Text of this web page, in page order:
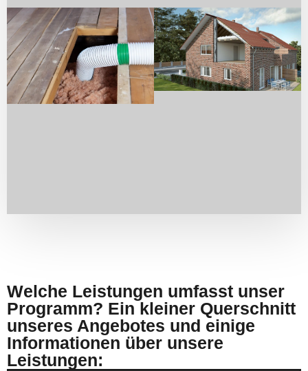
Welche Leistungen umfasst unser
Programm? Ein kleiner Querschnitt
unseres Angebotes und einige
Informationen über unsere
Leistungen: